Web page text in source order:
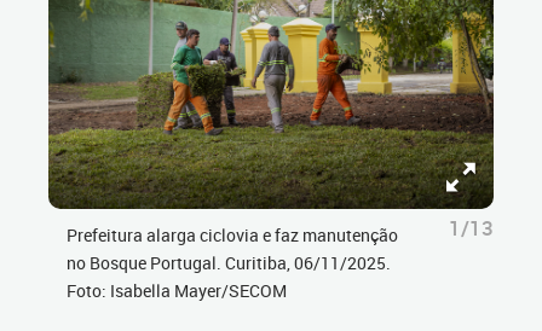
Prefeitura alarga ciclovia e faz manutenção
no Bosque Portugal. Curitiba, 06/11/2025.
Foto: Isabella Mayer/SECOM
1/13